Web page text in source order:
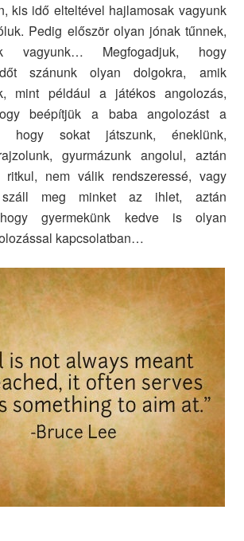
kis idő elteltével hajlamosak vagyunk
Pedig először olyan jónak tűnnek,
vagyunk… Megfogadjuk, hogy
szánunk olyan dolgokra, amik
mint például a játékos angolozás,
beépítjük a baba angolozást a
hogy sokat játszunk, éneklünk,
gyurmázunk angolul, aztán
ritkul, nem válik rendszeressé, vagy
száll meg minket az ihlet, aztán
hogy gyermekünk kedve is olyan
kapcsolatban…